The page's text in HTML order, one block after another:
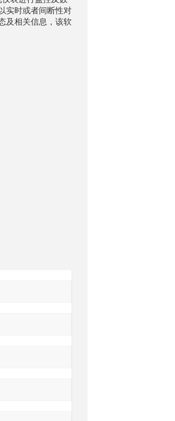
实时或者间断性对
及相关信息，该软